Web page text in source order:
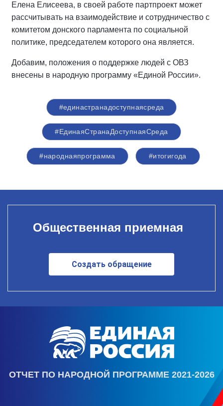
Елена Елисеева, в своей работе партпроект может
рассчитывать на взаимодействие и сотрудничество с
комитетом донского парламента по социальной
политике, председателем которого она является.
Добавим, положения о поддержке людей с ОВЗ
внесены в народную программу «Единой России».
#единастранадоступнаясреда
#ЕдинаяСтранаДоступнаяСреда
#народнаяпрограмма #итогигода
Общественная приемная
Создать обращение
ОТЧЕТ ПО НАРОДНОЙ ПРОГРАММЕ 2021-2026